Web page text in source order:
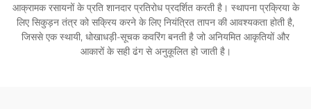
आक्रामक रसायनों के प्रति शानदार प्रतिरोध प्रदर्शित करती है। स्थापना प्रक्रिया के
लिए सिकुड़न तंत्र को सक्रिय करने के लिए नियंत्रित तापन की आवश्यकता होती है,
जिससे एक स्थायी, धोखाधड़ी-सूचक कवरिंग बनती है जो अनियमित आकृतियों और
आकारों के सही ढंग से अनुकूलित हो जाती है।